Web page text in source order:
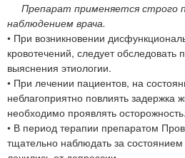
Препарат применяется строго
наблюдением врача.
• При возникновении
кровотечений, следует обследовать
выяснения этиологии.
• При лечении пациентов, на
неблагоприятно повлиять задержка
необходимо проявлять осторожность.
• В период терапии препаратом
тщательно наблюдать за